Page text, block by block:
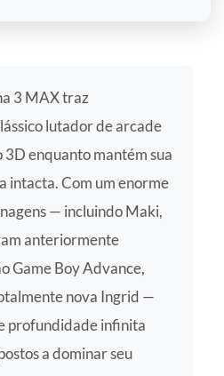
3 MAX traz
lutador de arcade
3D enquanto mantém sua
intacta. Com um enorme
— incluindo Maki,
anteriormente
Game Boy Advance,
nova Ingrid —
profundidade infinita
a dominar seu